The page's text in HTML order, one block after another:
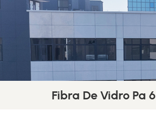
Fibra De Vidro Pa 6